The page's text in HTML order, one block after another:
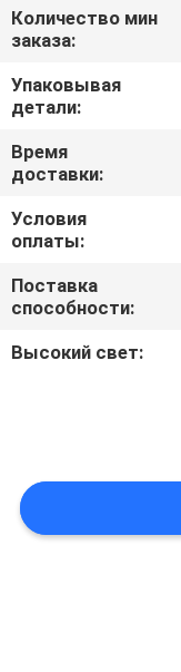
ПРОВЕРКА
КАЧЕСТВА
КАРТА
САЙТА
POLICY
Количество мин
заказа:
Упаковывая
детали:
Время
доставки:
Условия
оплаты:
Поставка
способности:
Высокий свет: